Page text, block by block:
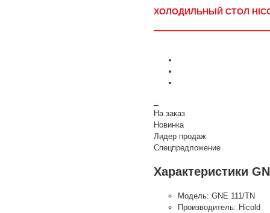
ХОЛОДИЛЬНЫЙ СТОЛ
На заказ
Новинка
Лидер продаж
Спецпредложение
Характеристики
Модель: GNE 111/TN
Производитель: Hicold